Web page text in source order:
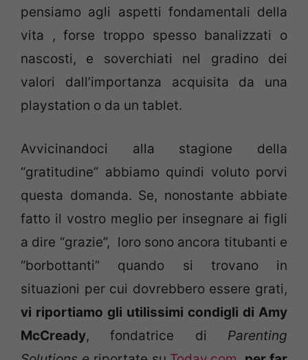
pensiamo agli aspetti fondamentali della
vita , forse troppo spesso banalizzati o
nascosti, e soverchiati nel gradino dei
valori dall’importanza acquisita da una
playstation o da un tablet.
Avvicinandoci alla stagione della
“gratitudine” abbiamo quindi voluto porvi
questa domanda. Se, nonostante abbiate
fatto il vostro meglio per insegnare ai figli
a dire “grazie”, loro sono ancora titubanti e
“borbottanti” quando si trovano in
situazioni per cui dovrebbero essere grati,
vi riportiamo gli utilissimi condigli di Amy
McCready, fondatrice di Parenting